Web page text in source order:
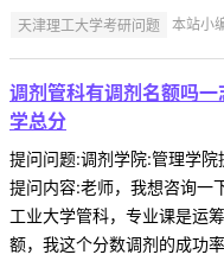
天津理工大学考研问题 本站小
调剂管科有调剂名额吗
学总分
提问问题:调剂学院:管理学
提问内容:老师，我想咨询一
工业大学管科，专业课是运
额，我这个分数调剂的成功